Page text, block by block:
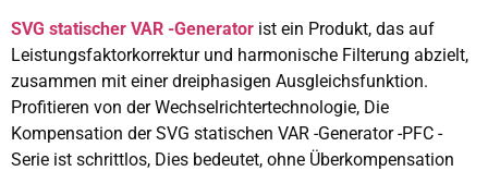
SVG statischer VAR -Generator ist ein Produkt, das auf
Leistungsfaktorkorrektur und harmonische Filterung abzielt,
zusammen mit einer dreiphasigen Ausgleichsfunktion.
Profitieren von der Wechselrichtertechnologie, Die
Kompensation der SVG statischen VAR -Generator -PFC -
Serie ist schrittlos, Dies bedeutet, ohne Überkompensation